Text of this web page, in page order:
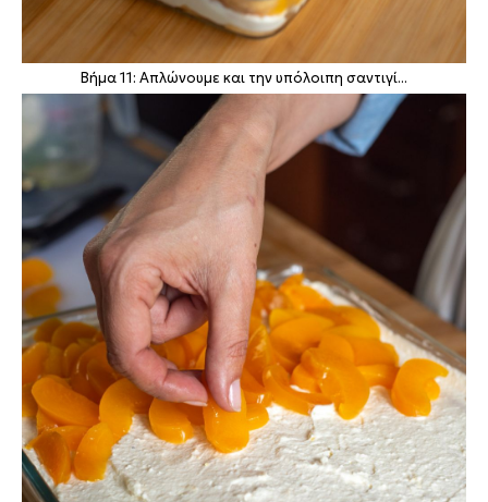
Βήμα 11: Απλώνουμε και την υπόλοιπη σαντιγί...